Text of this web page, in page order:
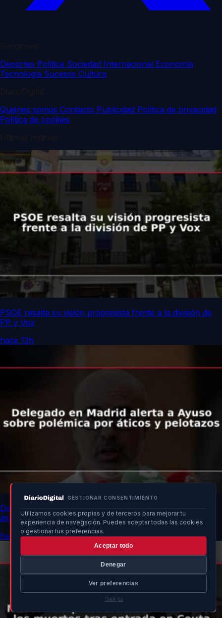
GESTIONAR CONSENTIMIENTO
Utilizamos cookies propias y de terceros para mejorar tu
experiencia de navegación. Puedes aceptar todas las cookies
o gestionar tus preferencias.
Aceptar todo
Denegar
Ver preferencias
Cookies
Deportes Política Sociedad Internacional Economía
Tecnología Sucesos Cultura
Quiénes somos Contacto Publicidad Política de privacidad
Política de cookies
PSOE resalta su visión progresista frente a la división de
PP y Vox
hace 12h
Delegado en Madrid alerta a Ayuso sobre polémica por
áticos y pelotazos
hace 12h